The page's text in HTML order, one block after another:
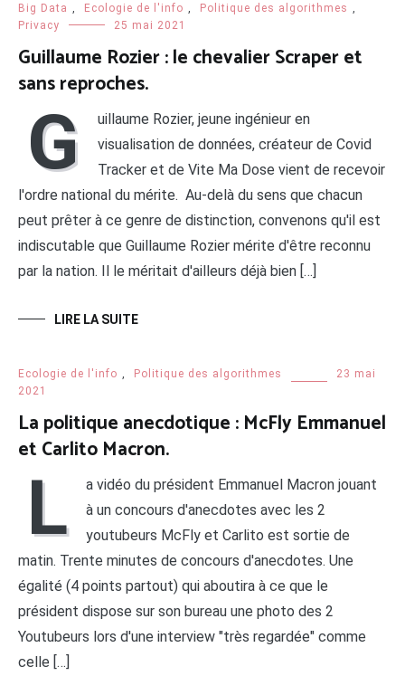
Big Data Ecologie de l'info Politique des algorithmes
Privacy
25 mai 2021
Guillaume Rozier : le chevalier Scraper et
sans reproches.
G
uillaume Rozier, jeune ingénieur en
visualisation de données, créateur de Covid
Tracker et de Vite Ma Dose vient de recevoir
l'ordre national du mérite. Au-delà du sens que chacun
peut prêter à ce genre de distinction, convenons qu'il est
indiscutable que Guillaume Rozier mérite d'être reconnu
par la nation. Il le méritait d'ailleurs déjà bien […]
LIRE LA SUITE
Ecologie de l'info Politique des algorithmes
23 mai
2021
La politique anecdotique : McFly Emmanuel
et Carlito Macron.
L
a vidéo du président Emmanuel Macron jouant
à un concours d'anecdotes avec les 2
youtubeurs McFly et Carlito est sortie de
matin. Trente minutes de concours d'anecdotes. Une
égalité (4 points partout) qui aboutira à ce que le
président dispose sur son bureau une photo des 2
Youtubeurs lors d'une interview "très regardée" comme
celle […]